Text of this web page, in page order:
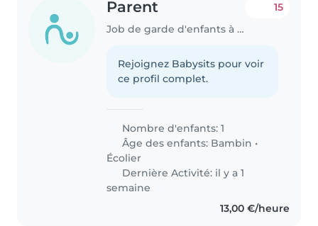
Parent
Job de garde d'enfants à Kehlen
15
Rejoignez Babysits pour voir
ce profil complet.
Nombre d'enfants: 1
Âge des enfants: Bambin •
Écolier
Dernière Activité: il y a 1
semaine
13,00 €/heure